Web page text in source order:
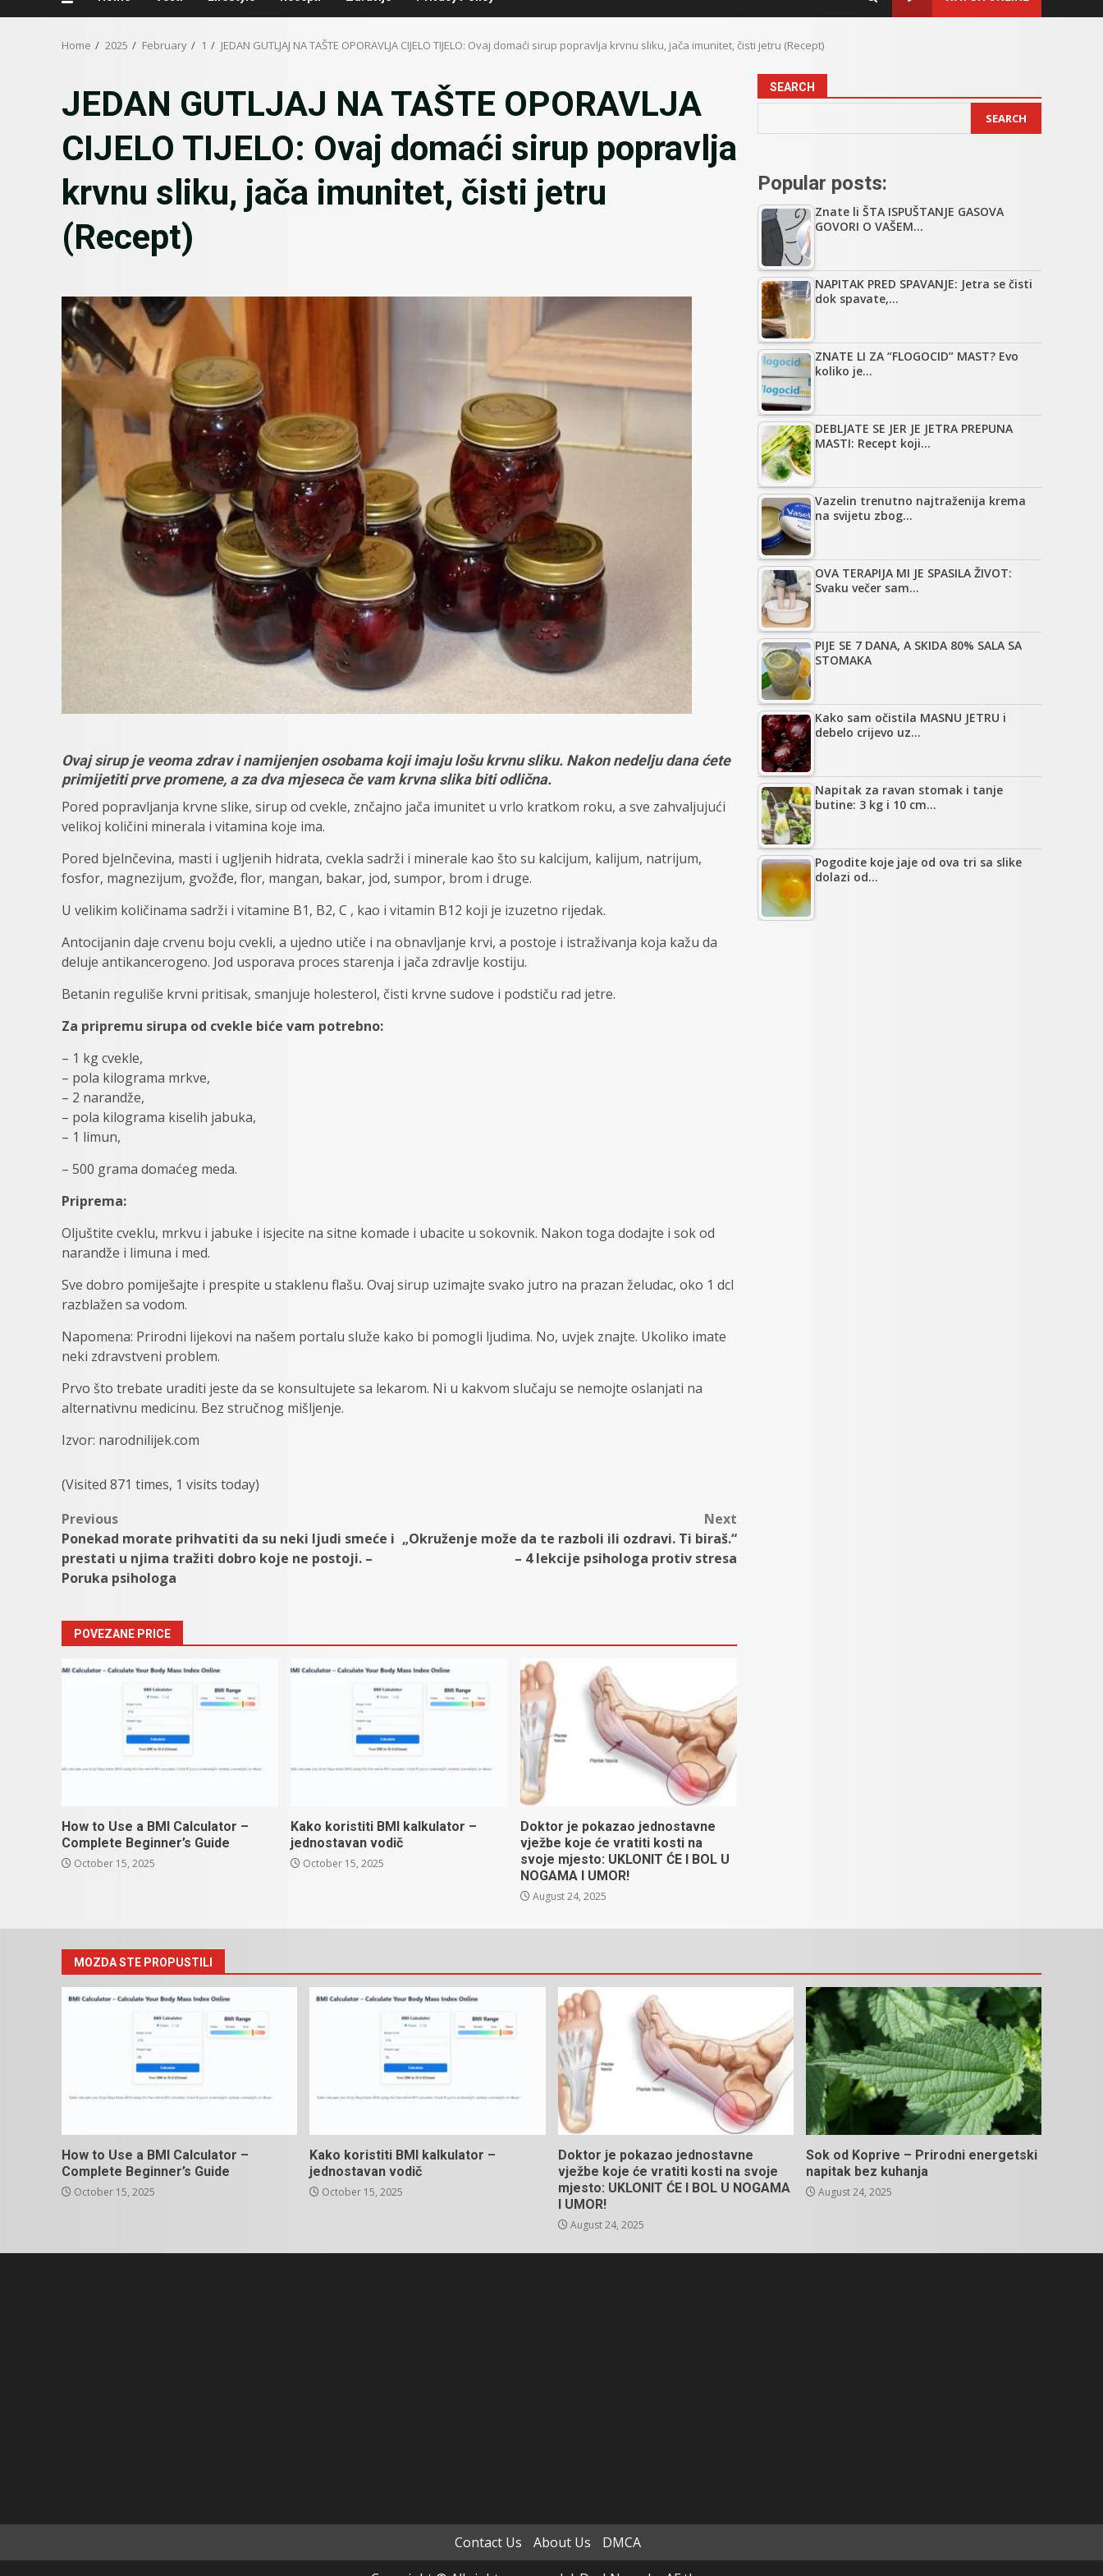
Home 2025 February 1 JEDAN GUTLJAJ NA TAŠTE OPORAVLJA CIJELO TIJELO: Ovaj domaći sirup popravlja krvnu sliku, jača imunitet, čisti jetru (Recept)
JEDAN GUTLJAJ NA TAŠTE OPORAVLJA
CIJELO TIJELO: Ovaj domaći sirup popravlja
krvnu sliku, jača imunitet, čisti jetru
(Recept)
Ovaj sirup je veoma zdrav i namijenjen osobama koji imaju lošu krvnu sliku. Nakon nedelju dana ćete
primijetiti prve promene, a za dva mjeseca če vam krvna slika biti odlična.
Pored popravljanja krvne slike, sirup od cvekle, znčajno jača imunitet u vrlo kratkom roku, a sve zahvaljujući
velikoj količini minerala i vitamina koje ima.
Pored bjelnčevina, masti i ugljenih hidrata, cvekla sadrži i minerale kao što su kalcijum, kalijum, natrijum,
fosfor, magnezijum, gvožđe, flor, mangan, bakar, jod, sumpor, brom i druge.
U velikim količinama sadrži i vitamine B1, B2, C , kao i vitamin B12 koji je izuzetno rijedak.
Antocijanin daje crvenu boju cvekli, a ujedno utiče i na obnavljanje krvi, a postoje i istraživanja koja kažu da
deluje antikancerogeno. Jod usporava proces starenja i jača zdravlje kostiju.
Betanin reguliše krvni pritisak, smanjuje holesterol, čisti krvne sudove i podstiču rad jetre.
Za pripremu sirupa od cvekle biće vam potrebno:
– 1 kg cvekle,
– pola kilograma mrkve,
– 2 narandže,
– pola kilograma kiselih jabuka,
– 1 limun,
– 500 grama domaćeg meda.
Priprema:
Oljuštite cveklu, mrkvu i jabuke i isjecite na sitne komade i ubacite u sokovnik. Nakon toga dodajte i sok od
narandže i limuna i med.
Sve dobro pomiješajte i prespite u staklenu flašu. Ovaj sirup uzimajte svako jutro na prazan želudac, oko 1 dcl
razblažen sa vodom.
Napomena: Prirodni lijekovi na našem portalu služe kako bi pomogli ljudima. No, uvjek znajte. Ukoliko imate
neki zdravstveni problem.
Prvo što trebate uraditi jeste da se konsultujete sa lekarom. Ni u kakvom slučaju se nemojte oslanjati na
alternativnu medicinu. Bez stručnog mišljenje.
Izvor: narodnilijek.com
(Visited 871 times, 1 visits today)
Post
navigation
Previous
Ponekad morate prihvatiti da su neki ljudi smeće i
prestati u njima tražiti dobro koje ne postoji. –
Poruka psihologa
Next
„Okruženje može da te razboli ili ozdravi. Ti biraš.“
– 4 lekcije psihologa protiv stresa
POVEZANE PRICE
How to Use a BMI Calculator –
Complete Beginner’s Guide
October 15, 2025
Kako koristiti BMI kalkulator –
jednostavan vodič
October 15, 2025
Doktor je pokazao jednostavne
vježbe koje će vratiti kosti na
svoje mjesto: UKLONIT ĆE I BOL U
NOGAMA I UMOR!
August 24, 2025
SEARCH
SEARCH
Popular posts:
Znate li ŠTA ISPUŠTANJE GASOVA
GOVORI O VAŠEM…
NAPITAK PRED SPAVANJE: Jetra se čisti
dok spavate,…
ZNATE LI ZA “FLOGOCID” MAST? Evo
koliko je…
DEBLJATE SE JER JE JETRA PREPUNA
MASTI: Recept koji…
Vazelin trenutno najtraženija krema
na svijetu zbog…
OVA TERAPIJA MI JE SPASILA ŽIVOT:
Svaku večer sam…
PIJE SE 7 DANA, A SKIDA 80% SALA SA
STOMAKA
Kako sam očistila MASNU JETRU i
debelo crijevo uz…
Napitak za ravan stomak i tanje
butine: 3 kg i 10 cm…
Pogodite koje jaje od ova tri sa slike
dolazi od…
MOZDA STE PROPUSTILI
How to Use a BMI Calculator –
Complete Beginner’s Guide
October 15, 2025
Kako koristiti BMI kalkulator –
jednostavan vodič
October 15, 2025
Doktor je pokazao jednostavne
vježbe koje će vratiti kosti na svoje
mjesto: UKLONIT ĆE I BOL U NOGAMA
I UMOR!
August 24, 2025
Sok od Koprive – Prirodni energetski
napitak bez kuhanja
August 24, 2025
Contact Us About Us
DMCA